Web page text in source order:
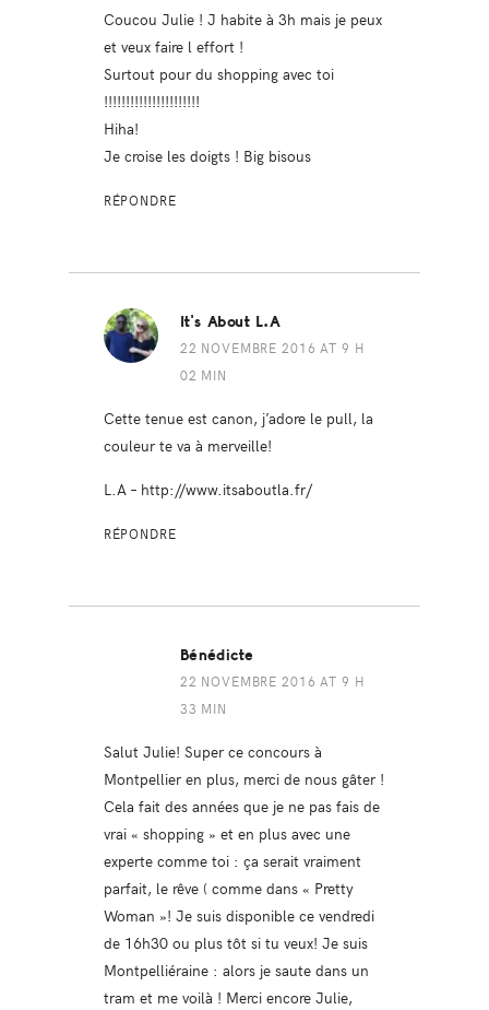
Coucou Julie ! J habite à 3h mais je peux
et veux faire l effort !
Surtout pour du shopping avec toi
!!!!!!!!!!!!!!!!!!!!!!
Hiha!
Je croise les doigts ! Big bisous
RÉPONDRE
It's About L.A
22 NOVEMBRE 2016 AT 9 H
02 MIN
Cette tenue est canon, j’adore le pull, la
couleur te va à merveille!
L.A – http://www.itsaboutla.fr/
RÉPONDRE
Bénédicte
22 NOVEMBRE 2016 AT 9 H
33 MIN
Salut Julie! Super ce concours à
Montpellier en plus, merci de nous gâter !
Cela fait des années que je ne pas fais de
vrai « shopping » et en plus avec une
experte comme toi : ça serait vraiment
parfait, le rêve ( comme dans « Pretty
Woman »! Je suis disponible ce vendredi
de 16h30 ou plus tôt si tu veux! Je suis
Montpelliéraine : alors je saute dans un
tram et me voilà ! Merci encore Julie,